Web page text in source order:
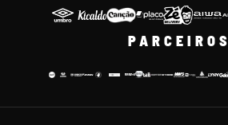
PARCEIROS